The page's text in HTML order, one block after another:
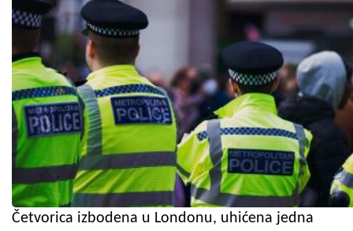
Četvorica izbodena u Londonu, uhićena jedna